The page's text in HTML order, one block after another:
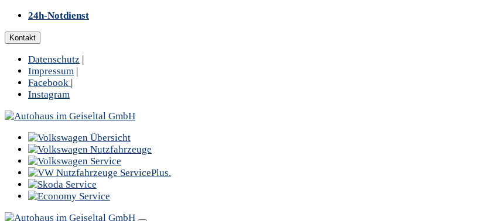
24h-Notdienst
Kontakt
Datenschutz |
Impressum |
Facebook |
Instagram